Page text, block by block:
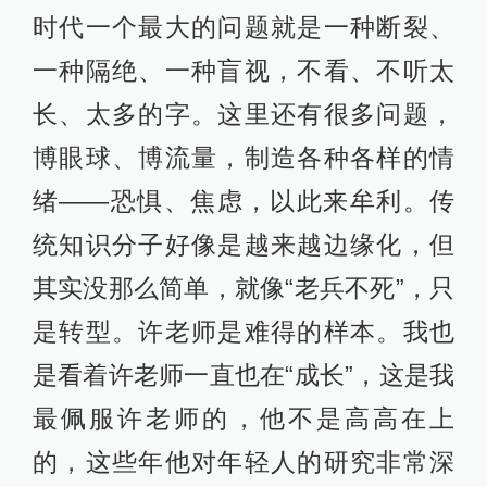
时代一个最大的问题就是一种断裂、
一种隔绝、一种盲视，不看、不听太
长、太多的字。这里还有很多问题，
博眼球、博流量，制造各种各样的情
绪——恐惧、焦虑，以此来牟利。传
统知识分子好像是越来越边缘化，但
其实没那么简单，就像“老兵不死”，只
是转型。许老师是难得的样本。我也
是看着许老师一直也在“成长”，这是我
最佩服许老师的，他不是高高在上
的，这些年他对年轻人的研究非常深